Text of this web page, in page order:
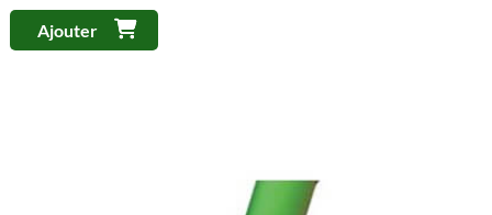
Ajouter